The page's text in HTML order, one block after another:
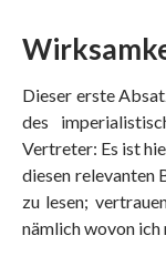
Dieser erste
des
Vertreter: Es ist
diesen relevanten
zu lesen;
nämlich wovon ich